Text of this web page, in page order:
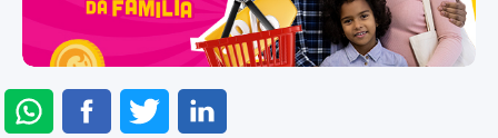
ENVIAR
COMPARTILHARCOMPARTILHAR